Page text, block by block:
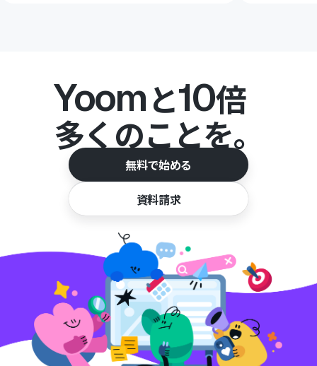
Yoomと10倍
多くのことを。
無料で始める
資料請求